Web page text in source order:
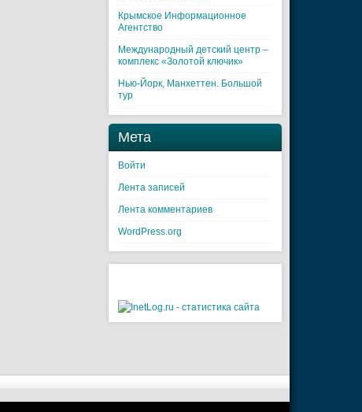
Крымское Информационное
Агентство
Международный детский центр –
комплекс «Золотой ключик»
Нью-Йорк, Манхеттен. Большой
тур
Мета
Войти
Лента записей
Лента комментариев
WordPress.org